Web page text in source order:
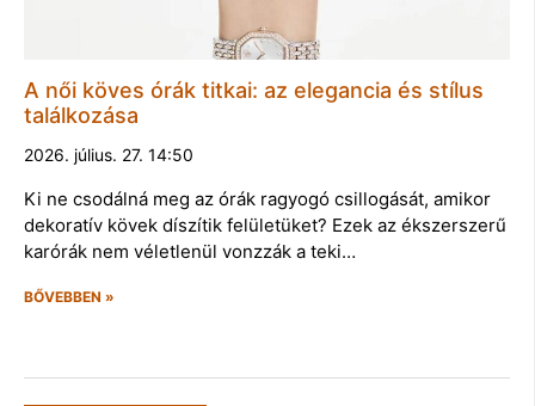
A női köves órák titkai: az elegancia és stílus
találkozása
2026. július. 27. 14:50
Ki ne csodálná meg az órák ragyogó csillogását, amikor
dekoratív kövek díszítik felületüket? Ezek az ékszerszerű
karórák nem véletlenül vonzzák a teki…
BŐVEBBEN »